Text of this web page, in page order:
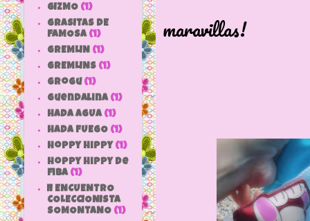
maravillas!
GIZMO (1)
GRASITAS DE
FAMOSA (1)
GREMLIN (1)
GREMLINS (1)
grogu (1)
Guendalina (1)
HADA AGUA (1)
HADA FUEGO (1)
hoppy hippy (1)
hoppy hippy de
fiba (1)
II ENCUENTRO
COLECCIONISTA
SOMONTANO (1)